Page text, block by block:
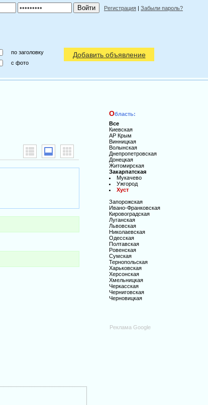
Регистрация | Забыли пароль?
по заголовку
c фото
Добавить объявление
Область:
Все
Киевская
АР Крым
Винницкая
Волынская
Днепропетровская
Донецкая
Житомирская
Закарпатская
Мукачево
Ужгород
Хуст
Запорожская
Ивано-Франковская
Кировоградская
Луганская
Львовская
Николаевская
Одесская
Полтавская
Ровенская
Сумская
Тернопольская
Харьковская
Херсонская
Хмельницкая
Черкасская
Черниговская
Черновицкая
Реклама Google